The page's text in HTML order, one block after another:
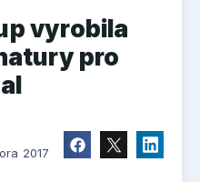
vyrobila
pro
2017